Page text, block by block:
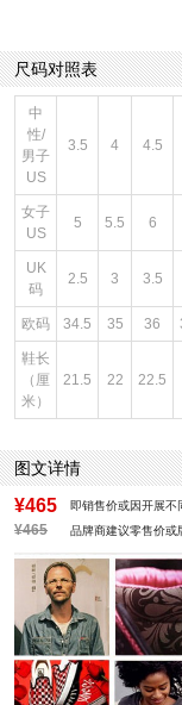
鞋底材质：其他
风格：休闲
尺码对照表
中
性/
男子
US
3.5 4 4.5
女子
US
5 5.5 6
UK
码
2.5 3 3.5
欧码 34.5 35 36
鞋长
（厘
米）
21.5 22 22.5
图文详情
¥465 即销售价或因开展不
¥465 品牌商建议零售价或